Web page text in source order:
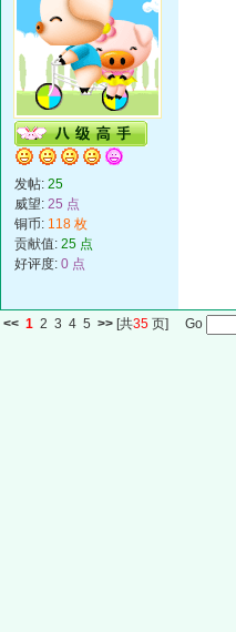
发帖: 25
威望: 25 点
铜币: 118 枚
贡献值: 25 点
好评度: 0 点
<< 1 2 3 4 5 >> [共35 页] Go